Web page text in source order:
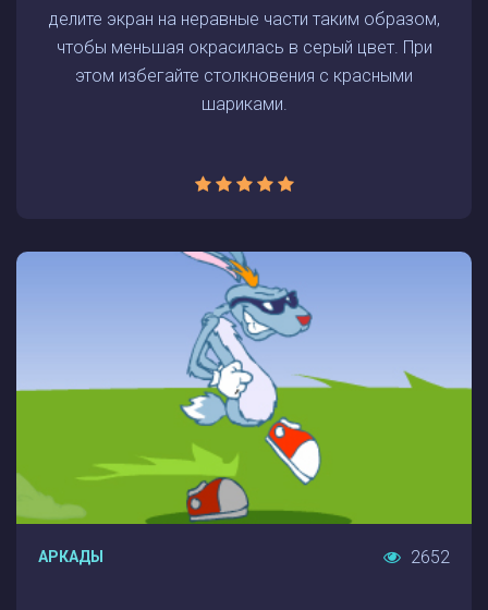
делите экран на неравные части таким образом,
чтобы меньшая окрасилась в серый цвет. При
этом избегайте столкновения с красными
шариками.
АРКАДЫ 2652